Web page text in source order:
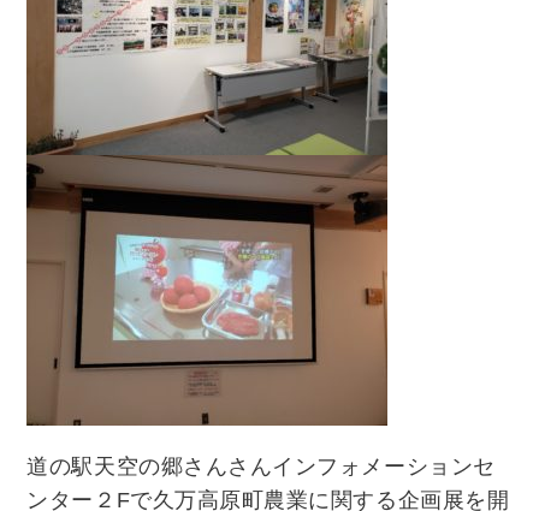
道の駅天空の郷さんさんインフォメーションセ
ンター２Fで久万高原町農業に関する企画展を開